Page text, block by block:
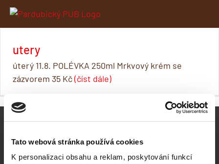
Tato webová stránka používá cookies
K personalizaci obsahu a reklam, poskytování funkcí
Skip
utery
úterý 11.8. POLÉVKA 250ml Mrkvový krém se
zázvorem 35 Kč(číst dále)
Prohlížením těchto stránek vyjadřujete souhlas se
osobních údajů a s použitím souborů cookies.